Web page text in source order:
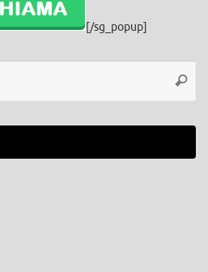
[/sg_popup]
Cerca